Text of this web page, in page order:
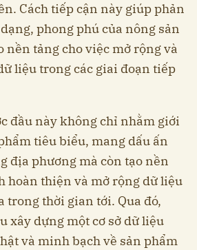
Cách tiếp cận này giúp phản
phong phú của nông sản
nền tảng cho việc mở rộng và
liệu trong các giai đoạn tiếp
đầu này không chỉ nhằm giới
tiêu biểu, mang dấu ấn
địa phương mà còn tạo nền
hoàn thiện và mở rộng dữ liệu
trong thời gian tới. Qua đó,
xây dựng một cơ sở dữ liệu
và minh bạch về sản phẩm